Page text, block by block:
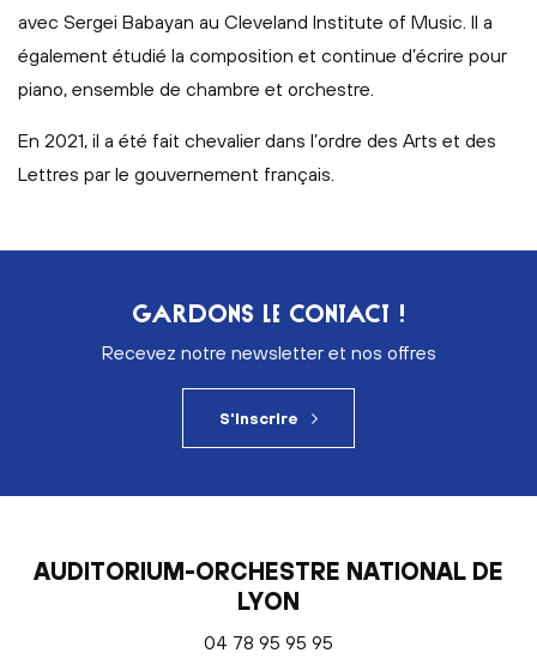
avec Sergei Babayan au Cleveland Institute of Music. Il a
également étudié la composition et continue d’écrire pour
piano, ensemble de chambre et orchestre.
En 2021, il a été fait chevalier dans l’ordre des Arts et des
Lettres par le gouvernement français.
GARDONS LE CONTACT !
Recevez notre newsletter et nos offres
S'inscrire
AUDITORIUM-ORCHESTRE NATIONAL DE
LYON
04 78 95 95 95